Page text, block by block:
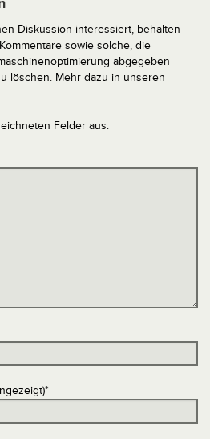
Diskussion interessiert, behalten
sowie solche, die
abgegeben
löschen. Mehr dazu in unseren
Felder aus.
*